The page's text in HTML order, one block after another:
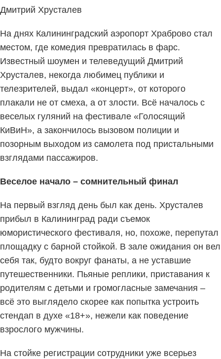
Дмитрий Хрусталев
На днях Калининградский аэропорт Храброво стал
местом, где комедия превратилась в фарс.
Известный шоумен и телеведущий Дмитрий
Хрусталев, некогда любимец публики и
телезрителей, выдал «концерт», от которого
плакали не от смеха, а от злости. Всё началось с
веселых гуляний на фестивале «Голосящий
КиВиН», а закончилось вызовом полиции и
позорным выходом из самолета под пристальными
взглядами пассажиров.
Веселое начало – сомнительный финал
На первый взгляд день был как день. Хрусталев
прибыл в Калининград ради съемок
юмористического фестиваля, но, похоже, перепутал
площадку с барной стойкой. В зале ожидания он вел
себя так, будто вокруг фанаты, а не уставшие
путешественники. Пьяные реплики, приставания к
родителям с детьми и громогласные замечания –
всё это выглядело скорее как попытка устроить
стендап в духе «18+», нежели как поведение
взрослого мужчины.
На стойке регистрации сотрудники уже всерьез